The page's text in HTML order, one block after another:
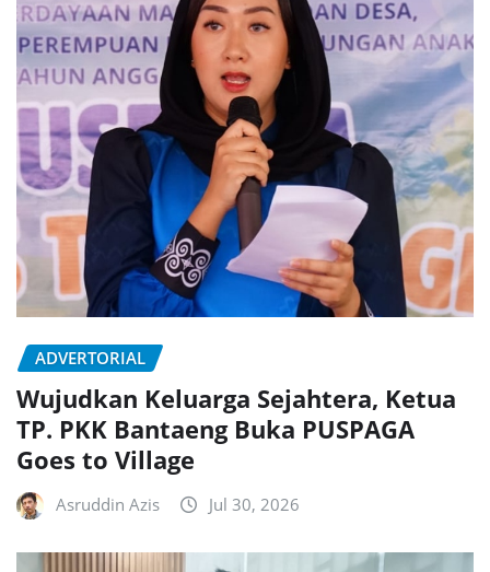
ADVERTORIAL
Wujudkan Keluarga Sejahtera, Ketua
TP. PKK Bantaeng Buka PUSPAGA
Goes to Village
Asruddin Azis Jul 30, 2026